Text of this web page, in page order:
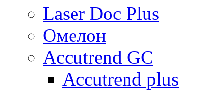
Laser Doc Plus
Омелон
Accutrend GC
Accutrend plus